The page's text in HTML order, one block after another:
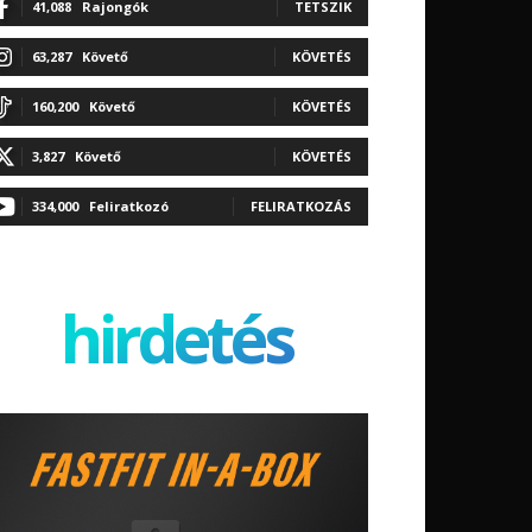
41,088 Rajongók TETSZIK
63,287 Követő KÖVETÉS
160,200 Követő KÖVETÉS
3,827 Követő KÖVETÉS
334,000 Feliratkozó FELIRATKOZÁS
hirdetés